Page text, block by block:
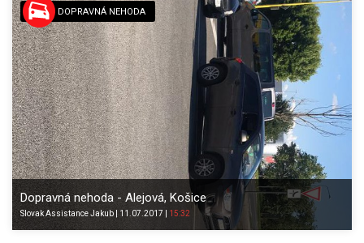
DOPRAVNÁ NEHODA
Dopravná nehoda - Alejová, Košice
SlovakAssistance Jakub| 11.07.2017 15:32